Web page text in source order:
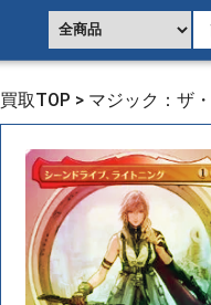
買取TOP > マジック：ザ